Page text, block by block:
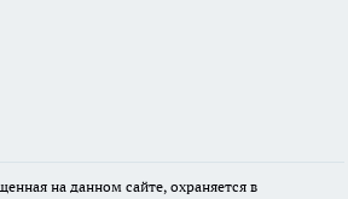
на данном сайте, охраняется в